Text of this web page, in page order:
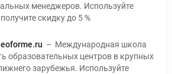
менеджеров. Используйте
скидку до 5 %
– Международная школа
образовательных центров в крупных
зарубежья. Используйте